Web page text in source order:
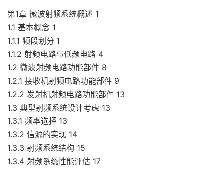
第1章 微波射频系统概述 1
1.1 基本概念 1
1.1.1 频段划分 1
1.1.2 射频电路与低频电路 4
1.2 微波射频电路功能部件 8
1.2.1 接收机射频电路功能部件 9
1.2.2 发射机射频电路功能部件 13
1.3 典型射频系统设计考虑 13
1.3.1 频率选择 13
1.3.2 信源的实现 14
1.3.3 射频系统结构 15
1.3.4 射频系统性能评估 17